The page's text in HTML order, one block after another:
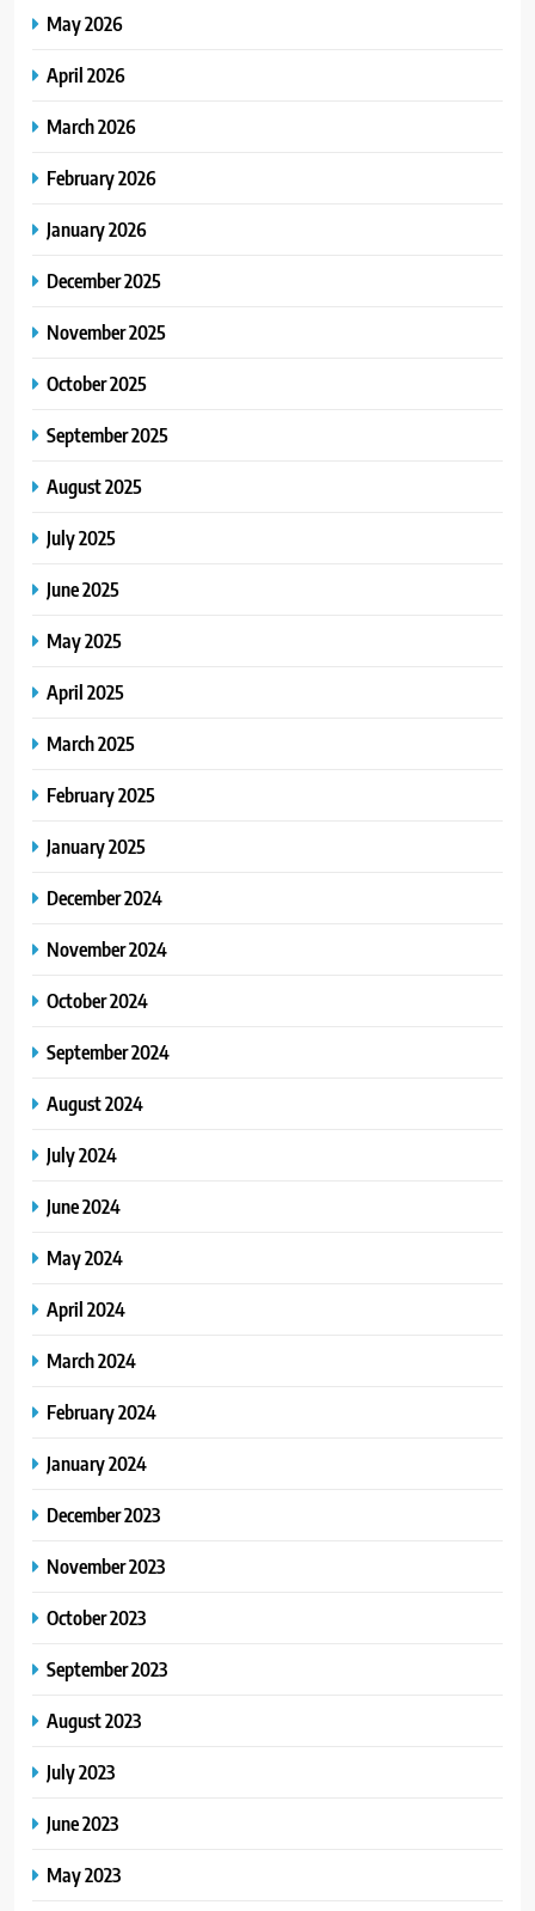
May 2026
April 2026
March 2026
February 2026
January 2026
December 2025
November 2025
October 2025
September 2025
August 2025
July 2025
June 2025
May 2025
April 2025
March 2025
February 2025
January 2025
December 2024
November 2024
October 2024
September 2024
August 2024
July 2024
June 2024
May 2024
April 2024
March 2024
February 2024
January 2024
December 2023
November 2023
October 2023
September 2023
August 2023
July 2023
June 2023
May 2023